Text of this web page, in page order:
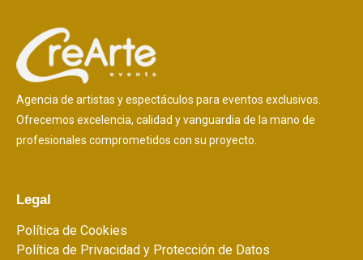
Agencia de artistas y espectáculos para eventos exclusivos.
Ofrecemos excelencia, calidad y vanguardia de la mano de
profesionales comprometidos con su proyecto.
Legal
Política de Cookies
Política de Privacidad y Protección de Datos